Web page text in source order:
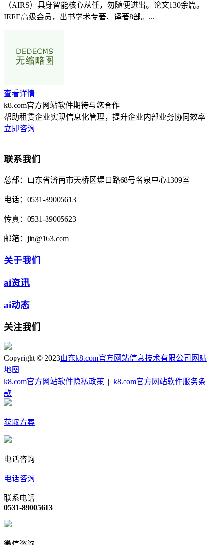
（AIRS）具身智能核心从任，勿随便进出。论文130余篇。
IEEE高级会员，出书学术专著、译著8部。...
查看详情
k8.com官方网站软件期待与您合作
帮助租赁企业实现信息化管理，提升企业内部业务协同效率
立即咨询
联系我们
总部： 山东省济南市天桥区堤口路68号名泉中心1309室
电话： 0531-89005613
传真： 0531-89005623
邮箱： jin@163.com
关于我们
ai资讯
ai动态
关注我们
Copyright © 2023山东k8.com官方网站信息技术有限公司 网站
地图
k8.com官方网站软件隐私政策 | k8.com官方网站软件服务条
款
获取方案
电话咨询
电话咨询
联系电话
0531-89005613